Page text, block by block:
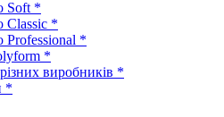
Soft *
Classic *
Professional *
*
виробників *
*